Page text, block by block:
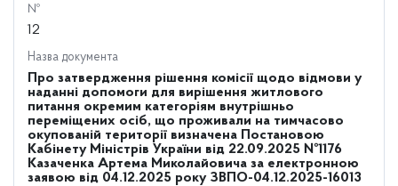
№
12
Назва документа
Про затвердження рішення комісії щодо відмови у
наданні допомоги для вирішення житлового
питання окремим категоріям внутрішньо
переміщених осіб, що проживали на тимчасово
окупованій території визначена Постановою
Кабінету Міністрів України від 22.09.2025 №1176
Казаченка Артема Миколайовича за електронною
заявою від 04.12.2025 року ЗВПО-04.12.2025-16013